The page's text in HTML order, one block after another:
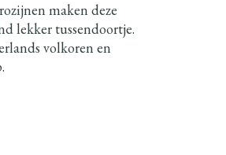
maken deze
lekker tussendoortje.
volkoren en